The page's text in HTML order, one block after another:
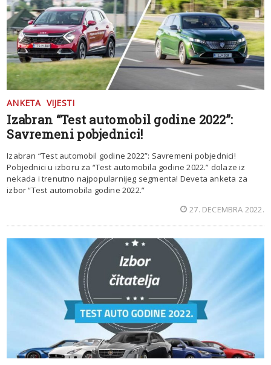
ANKETA VIJESTI
Izabran “Test automobil godine 2022”:
Savremeni pobjednici!
Izabran “Test automobil godine 2022”: Savremeni pobjednici!
Pobjednici u izboru za “Test automobila godine 2022.” dolaze iz
nekada i trenutno najpopularnijeg segmenta! Deveta anketa za
izbor “Test automobila godine 2022.”
27. DECEMBRA 2022.